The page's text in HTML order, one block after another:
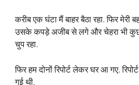
करीब एक घंटा मैं बाहर बैठा रहा. फिर मेरी
उसके कपड़े अजीब से लगे और चेहरा भी
चुप रहा.
फिर हम दोनों रिपोर्ट लेकर घर आ गए.
गई थी.